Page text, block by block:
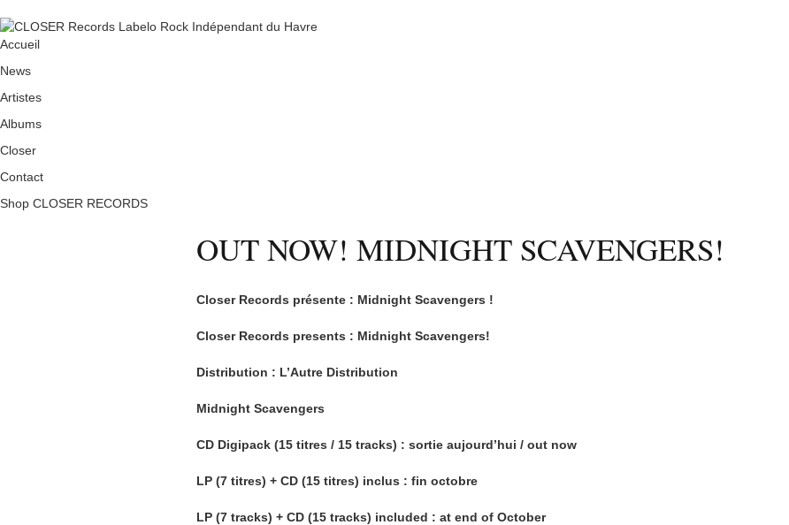
Accueil
News
Artistes
Albums
Closer
Contact
Shop CLOSER RECORDS
OUT NOW! MIDNIGHT SCAVENGERS!
Closer Records présente : Midnight Scavengers !
Closer Records presents : Midnight Scavengers!
Distribution : L’Autre Distribution
Midnight Scavengers
CD Digipack (15 titres / 15 tracks) : sortie aujourd’hui / out now
LP (7 titres) + CD (15 titres) inclus : fin octobre
LP (7 tracks) + CD (15 tracks) included : at end of October